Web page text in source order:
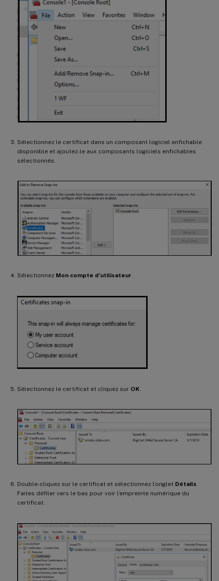
Sélectionnez le certificat dans un composant logiciel enfichable
disponible et ajoutez-le aux composants logiciels enfichables
sélectionnés.
Sélectionnez Mon compte d’utilisateur
Sélectionnez le certificat et cliquez sur OK
Double-cliquez sur le certificat et sélectionnez l’onglet Détails.
Faites défiler vers le bas pour voir l’empreinte numérique du
certificat.